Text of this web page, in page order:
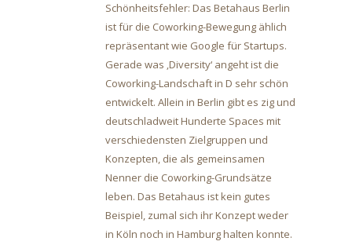
Schönheitsfehler: Das Betahaus Berlin
ist für die Coworking-Bewegung ählich
repräsentant wie Google für Startups.
Gerade was ‚Diversity‘ angeht ist die
Coworking-Landschaft in D sehr schön
entwickelt. Allein in Berlin gibt es zig und
deutschladweit Hunderte Spaces mit
verschiedensten Zielgruppen und
Konzepten, die als gemeinsamen
Nenner die Coworking-Grundsätze
leben. Das Betahaus ist kein gutes
Beispiel, zumal sich ihr Konzept weder
in Köln noch in Hamburg halten konnte.